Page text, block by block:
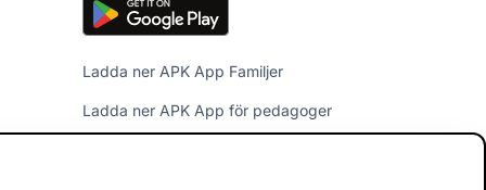
Ladda ner APK App Familjer
Ladda ner APK App för pedagoger